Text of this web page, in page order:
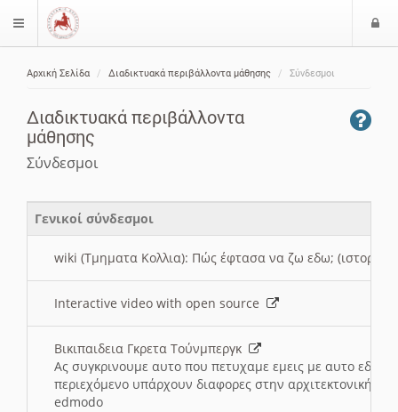
$langMenu
Αρχική Σελίδα Διαδικτυακά περιβάλλοντα μάθησης Σύνδεσμοι
Διαδικτυακά περιβάλλοντα
μάθησης
Σύνδεσμοι
Γενικοί σύνδεσμοι
wiki (Τμηματα Κολλια): Πώς έφτασα να ζω εδω; (ιστορια)
Interactive video with open source
Βικιπαιδεια Γκρετα Τούνμπεργκ
Ας συγκρινουμε αυτο που πετυχαμε εμεις με αυτο εδω
περιεχόμενο υπάρχουν διαφορες στην αρχιτεκτονική
edmodo